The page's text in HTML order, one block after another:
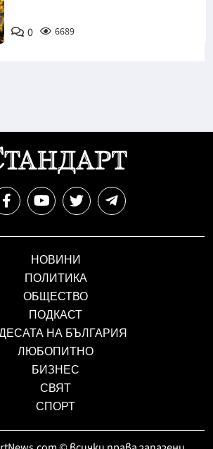
0 6689
НОВИНИ
ПОЛИТИКА
ОБЩЕСТВО
ПОДКАСТ
НА БЪЛГАРИЯ
ЛЮБОПИТНО
БИЗНЕС
СВЯТ
СПОРТ